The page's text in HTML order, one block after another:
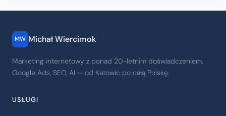
MW Michał Wiercimok
Marketing internetowy z ponad 20-letnim doświadczeniem.
Google Ads, SEO, AI — od Katowic po całą Polskę.
USŁUGI